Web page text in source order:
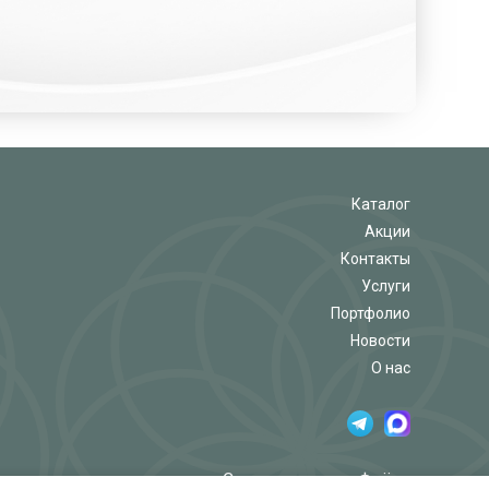
Каталог
Акции
Контакты
Услуги
Портфолио
Новости
О нас
Салон-магазин «Флёр»